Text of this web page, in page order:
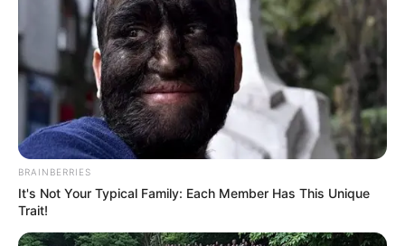
BRAINBERRIES
It's Not Your Typical Family: Each Member Has This Unique
Trait!